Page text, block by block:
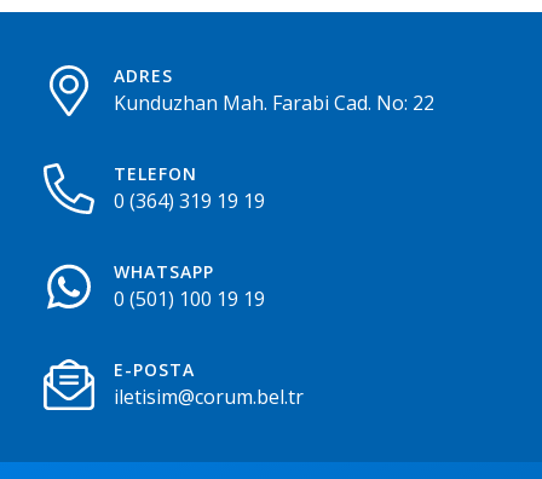
ADRES
Kunduzhan Mah. Farabi Cad. No: 22
TELEFON
0 (364) 319 19 19
WHATSAPP
0 (501) 100 19 19
E-POSTA
iletisim@corum.bel.tr